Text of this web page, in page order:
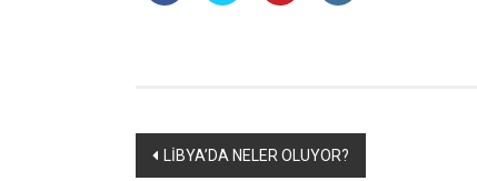
YazıLİBYA’DA NELER OLUYOR?